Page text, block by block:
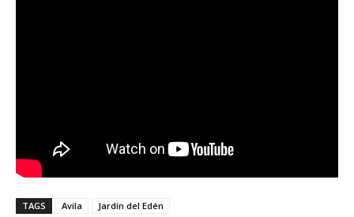
TAGS Avila Jardín del Edén